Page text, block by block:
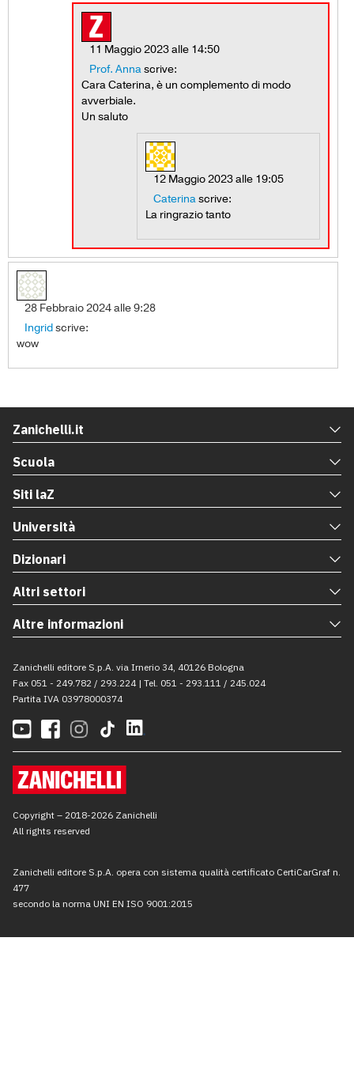
11 Maggio 2023 alle 14:50
Prof. Annascrive:
Cara Caterina, è un complemento di modo
avverbiale.
Un saluto
12 Maggio 2023 alle 19:05
Caterinascrive:
La ringrazio tanto
28 Febbraio 2024 alle 9:28
Ingridscrive:
wow